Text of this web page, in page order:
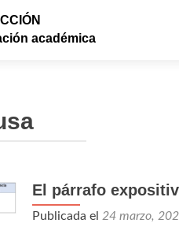
académica
El párrafo
Publicada el 24 marzo,